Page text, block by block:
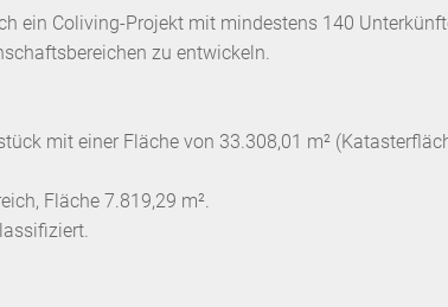
ein Coliving-Projekt mit mindestens 140
zu entwickeln.
mit einer Fläche von 33.308,01 m²
Fläche 7.819,29 m².